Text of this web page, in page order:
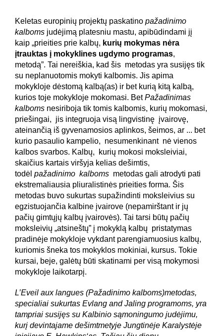
Keletas europinių projektų paskatino pažadinimo
kalboms judėjimą platesniu mastu, apibūdindami jį
kaip „prieities prie kalbų, kurių mokymas nėra
įtrauktas į mokyklines ugdymo programas,
metodą”. Tai nereiškia, kad šis metodas yra susijęs tik
su neplanuotomis mokyti kalbomis. Jis apima
mokykloje dėstomą kalbą(as) ir bet kurią kitą kalbą,
kurios toje mokykloje mokomasi. BetPažadinimas
kalboms nesiriboja tik tomis kalbomis, kurių mokomasi,
priešingai, jis integruoja visą lingvistinę įvairovę,
ateinančią iš gyvenamosios aplinkos, šeimos, ar ... bet
kurio pasaulio kampelio, nesumenkinant nė vienos
kalbos svarbos. Kalbų, kurių mokosi moksleiviai,
skaičius kartais viršyja kelias dešimtis,
todėl pažadinimo kalboms metodas gali atrodyti pati
ekstremaliausia pliuralistinės prieities forma. Šis
metodas buvo sukurtas supažindinti moksleivius su
egzistuojančia kalbine įvairove (nepamirštant ir jų
pačių gimtųjų kalbų įvairovės). Tai tarsi būtų pačių
moksleivių „atsineštų” į mokyklą kalbų pristatymas
pradinėje mokykloje vykdant parengiamuosius kalbų,
kuriomis šneka tos mokyklos mokiniai, kursus. Tokie
kursai, beje, galėtų būti skatinami per visą mokymosi
mokykloje laikotarpį.
L’Eveil aux langues (Pažadinimo kalboms)metodas,
specialiai sukurtas Evlang and Jaling programoms, yra
tampriai susijęs su Kalbinio sąmoningumo judėjimu,
kurį devintajame dešimtmetyje Jungtinėje Karalystėje